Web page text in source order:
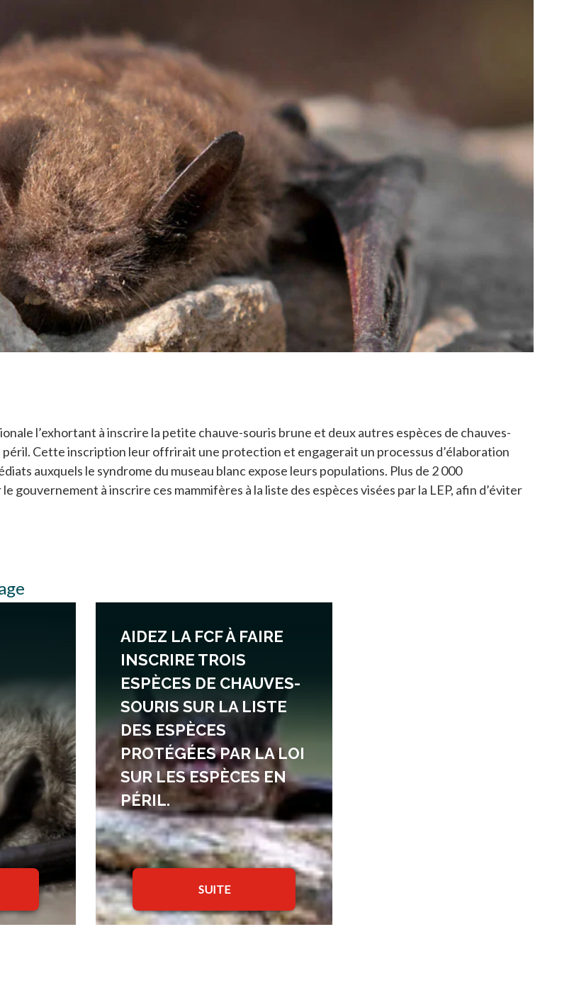
l’exhortant à inscrire la petite chauve-souris brune et deux autres espèces de chauves-
péril. Cette inscription leur offrirait une protection et engagerait un processus d’élaboration
auxquels le syndrome du museau blanc expose leurs populations. Plus de 2 000
gouvernement à inscrire ces mammifères à la liste des espèces visées par la LEP, afin d’éviter
AIDEZ LA FCF À FAIRE
INSCRIRE TROIS
ESPÈCES DE CHAUVES-
SOURIS SUR LA LISTE
DES ESPÈCES
PROTÉGÉES PAR LA LOI
SUR LES ESPÈCES EN
PÉRIL.
SUITE